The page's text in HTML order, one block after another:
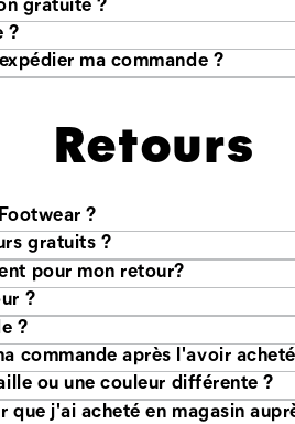
?
ma commande ?
Retours
?
gratuits ?
pour mon retour?
?
?
Combien de temps ai-je pour retourner ma
Puis-je échanger mon achat contre une taille ou une couleur différente ?
Puis-je retourner un article CAT Footwear